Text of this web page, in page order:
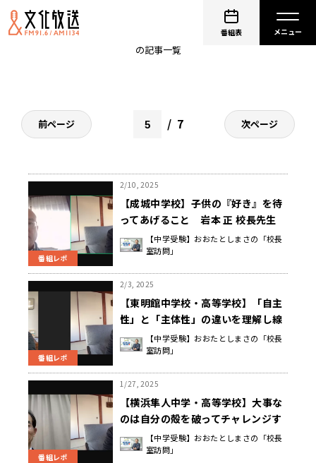
番組表
の記事一覧
前ページ 7 次ページ
番組レポ
2/10, 2025
【成城中学校】子供の『好き』を待
ってあげること 岩本 正 校長先生
【中学受験】おおたとしまさの「校長
室訪問」
番組レポ
2/3, 2025
【東明館中学校・高等学校】「自主
性」と「主体性」の違いを理解し線
引きすることで育つ力 神野 元基 校
長先生
【中学受験】おおたとしまさの「校長
室訪問」
番組レポ
1/27, 2025
【横浜隼人中学・高等学校】大事な
のは自分の殻を破ってチャレンジす
ること 朝木 秀樹 校長先生
【中学受験】おおたとしまさの「校長
室訪問」